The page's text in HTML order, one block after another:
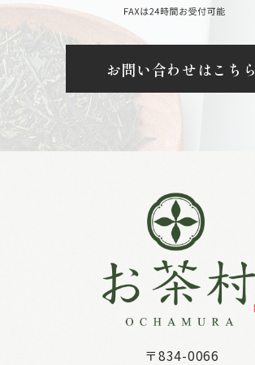
お問い合わせはこちら
〒834-0066